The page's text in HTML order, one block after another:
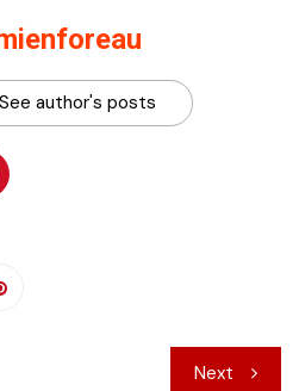
See author's posts
Next